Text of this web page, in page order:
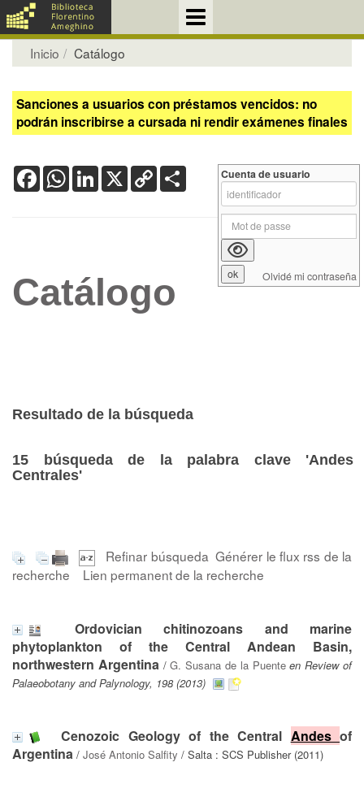
Inicio Catálogo
Sanciones a usuarios con préstamos vencidos: no
podrán inscribirse a cursada ni rendir exámenes finales
FacebookWhatsApp
LinkedIn
X Copy
Link
Catálogo
Resultado de la búsqueda
15 búsqueda de la palabra clave 'Andes
Centrales'
Refinar búsqueda Générer le flux rss de la
recherche
Lien permanent de la recherche
Ordovician chitinozoans and marine
phytoplankton of the Central Andean Basin,
northwestern Argentina/G. Susana de la Puente en Review of
Palaeobotany and Palynology, 198 (2013)
Cenozoic Geology of the Central Andesof
Argentina / José Antonio Salfity / Salta : SCS Publisher (2011)
Cuenta de usuario
Olvidé mi contraseña